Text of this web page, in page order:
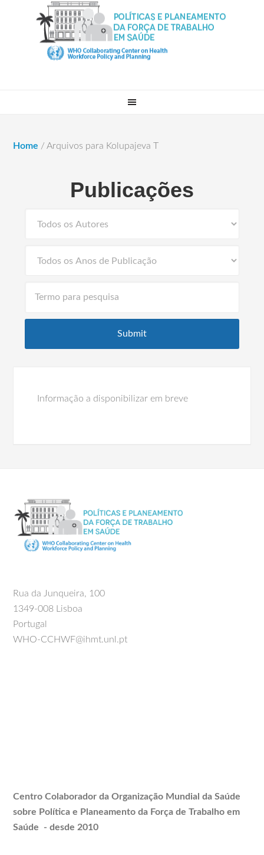
Home / Arquivos para Kolupajeva T
Publicações
Informação a disponibilizar em breve
Rua da Junqueira, 100
1349-008 Lisboa
Portugal
WHO-CCHWF@ihmt.unl.pt
Centro Colaborador da Organização Mundial da Saúde
sobre Política e Planeamentoda Força de Trabalho em
Saúde - desde 2010